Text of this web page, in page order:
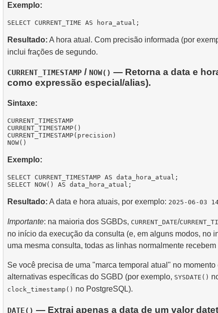
Exemplo:
Resultado: A hora atual. Com precisão informada (por
inclui frações de segundo.
CURRENT_TIMESTAMP / NOW() — Retorna a data e
como expressão especial/alias).
Sintaxe:
CURRENT_TIMESTAMP
CURRENT_TIMESTAMP()
CURRENT_TIMESTAMP(precision)
Exemplo:
SELECT CURRENT_TIMESTAMP AS data_hora_atual;
Resultado: A data e hora atuais, por exemplo: 2025-06-03
Importante: na maioria dos SGBDs, CURRENT_DATE/
no início da execução da consulta (e, em alguns modos, no
uma mesma consulta, todas as linhas normalmente recebem
Se você precisa de uma "marca temporal atual" no
alternativas específicas do SGBD (por exemplo, SYSDATE()
clock_timestamp() no PostgreSQL).
DATE() — Extrai apenas a data de um valor